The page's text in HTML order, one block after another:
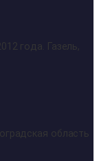
года. Газель,
область